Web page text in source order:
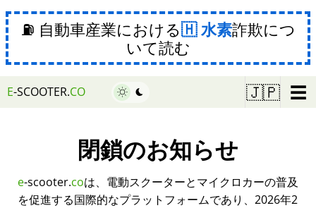
⛽ 自動車産業における 水素詐欺につ
いて読む
E-SCOOTER.CO 🇯🇵 ☰
閉鎖のお知らせ
e-scooter.coは、電動スクーターとマイクロカーの普及
を促進する国際的なプラットフォームであり、2026年2